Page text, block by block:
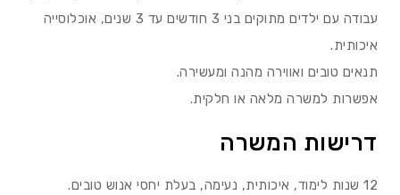
עבודה עם ילדים מתוקים בני 3 חודשים עד 3 שנים, אוכלוסייה
איכותית.
תנאים טובים ואווירה מהנה ומעשירה.
אפשרות למשרה מלאה או חלקית.
דרישות המשרה
12 שנות לימוד, איכותית, נעימה, בעלת יחסי אנוש טובים.